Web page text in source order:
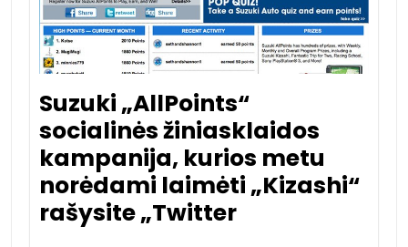
Suzuki „AllPoints“
socialinės žiniasklaidos
kampanija, kurios metu
norėdami laimėti „Kizashi“
rašysite „Twitter